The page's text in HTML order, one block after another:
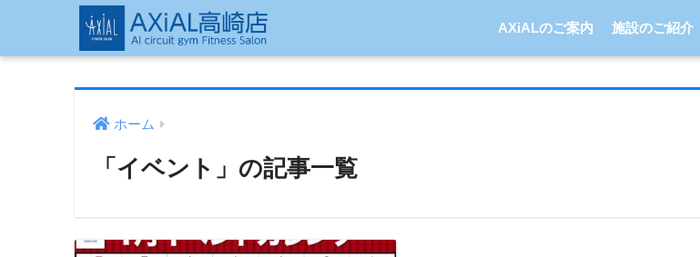
AXiALのご案内 施設のご紹介
ホーム
「イベント」の記事一覧